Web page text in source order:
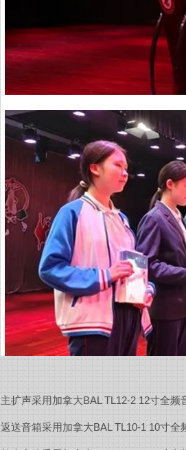
主扩声采用加拿大BAL TL12-2 12寸全频
返送音箱采用加拿大BAL TL10-1 10寸全